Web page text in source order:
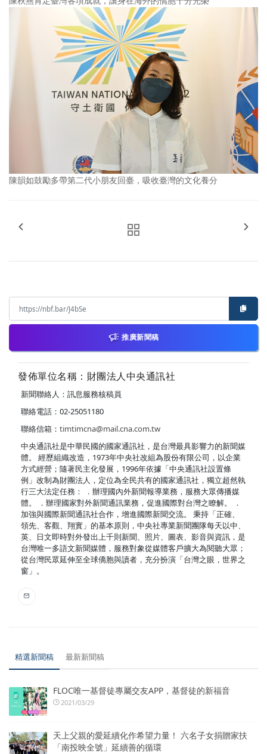
陳韻如鼓勵多帶第二代小朋友回臺，吸收臺灣的文化養分
推廣新聞稿
發佈單位名稱：財團法人中央通訊社
新聞聯絡人：訊息服務核稿員
聯絡電話：02-25051180
聯絡信箱： timtimcna@mail.cna.com.tw
中央通訊社是中華民國的國家通訊社，是台灣最具影響力的新聞媒
體。 經歷組織改造，1973年中央社改組為股份有限公司，以企業
方式經營；隨著民主化發展，1996年依據「中央通訊社設置條
例」改制為財團法人，定位為全民共有的國家通訊社，獨立超然執
行三大法定任務： ．辦理國內外新聞報導業務，服務大眾傳播媒
體。 ．辦理國家對外新聞通訊業務，促進國際對台灣之瞭解。 ．
加強與國際新聞通訊社合作，增進國際新聞交流。 秉持「正確、
領先、客觀、翔實」的基本原則，中央社專業新聞團隊每天以中、
英、日文即時對外發出上千則新聞、照片、圖表、影音與資訊，是
台灣唯一多語文新聞媒體，服務對象從媒體客戶擴大為閱聽大眾；
從台灣民眾延伸至全球僑胞與讀者，充分扮演「台灣之眼，世界之
窗」。
精選新聞稿 最新新聞稿
FLOC唯一基督徒專屬交友APP，基督徒的新福音
2021/03/29
天上父親的愛延續化作希望力量！ 六名子女捐贈家扶
「南投映全號」延續善的循環